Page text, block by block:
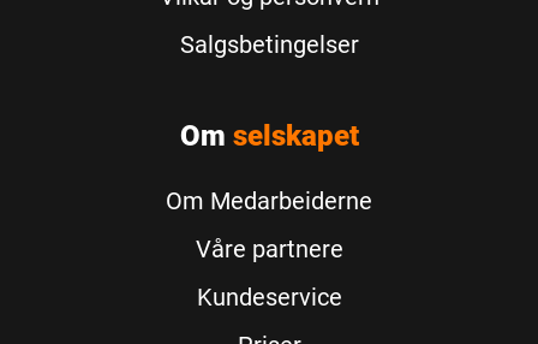
Salgsbetingelser
Om selskapet
Om Medarbeiderne
Våre partnere
Kundeservice